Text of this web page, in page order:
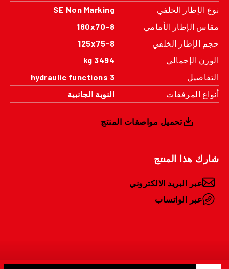
نوع الإطار الخلفي
SE Non Marking
مقاس الإطار الأمامي
180x70-8
حجم الإطار الخلفي
125x75-8
الوزن الإجمالي
3494 kg
التفاصيل
3 hydraulic functions
أنواع المرفقات
النوبة الجانبية
تحميل مواصفات المنتج
شارك هذا المنتج
عبر البريد الالكتروني
عبر الواتساب